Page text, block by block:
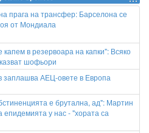
прага на трансфер: Барселона се
от Мондиала
в резервоара на капки": Всяко
шофьори
заплашва АЕЦ-овете в Европа
е брутална, ад": Мартин
у нас - "хората са